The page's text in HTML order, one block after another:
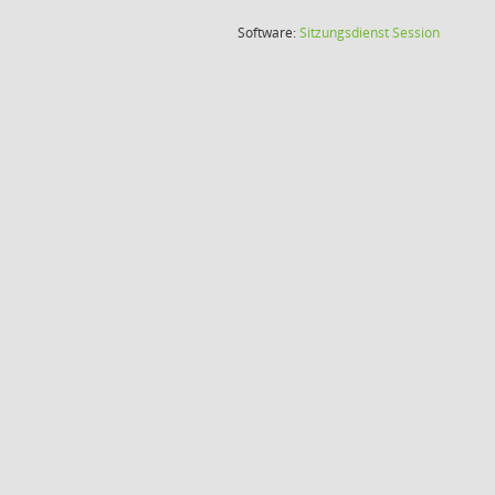
Software:SitzungsdienstSession(Wird in